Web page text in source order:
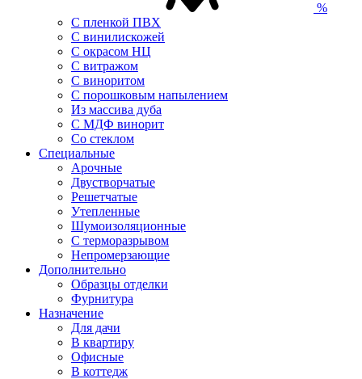
%
С пленкой ПВХ
С винилискожей
С окрасом НЦ
С витражом
С виноритом
С порошковым напылением
Из массива дуба
С МДФ винорит
Со стеклом
Специальные
Арочные
Двустворчатые
Решетчатые
Утепленные
Шумоизоляционные
С терморазрывом
Непромерзающие
Дополнительно
Образцы отделки
Фурнитура
Назначение
Для дачи
В квартиру
Офисные
В коттедж